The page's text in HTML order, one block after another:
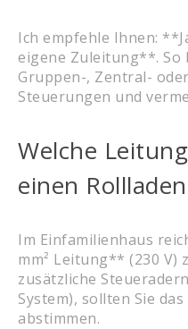
Ich empfehle Ihnen:
eigene Zuleitung**. So
Gruppen-, Zentral-
Steuerungen und
Welche
einen
Im Einfamilienhaus
mm² Leitung** (230 V)
zusätzliche
System), sollten Sie
abstimmen.